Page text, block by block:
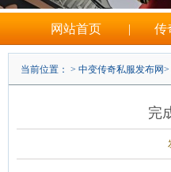
网站首页 | 传
当前位置： > 中变传奇私服发布网>
完